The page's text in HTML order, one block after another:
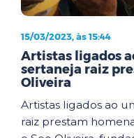
15/03/2023, às 15:44
Artistas ligados
sertaneja raiz
Oliveira
Artistas ligados ao
raiz prestam